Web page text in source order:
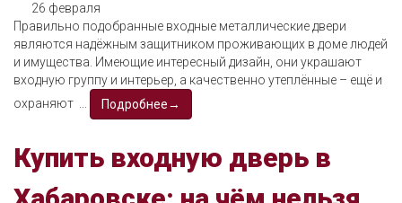
26 февраля
Правильно подобранные входные металлические двери
являются надёжным защитником проживающих в доме людей
и имущества. Имеющие интересный дизайн, они украшают
входную группу и интерьер, а качественно утеплённые – ещё и
охраняют ...
Подробнее→
Купить входную дверь в